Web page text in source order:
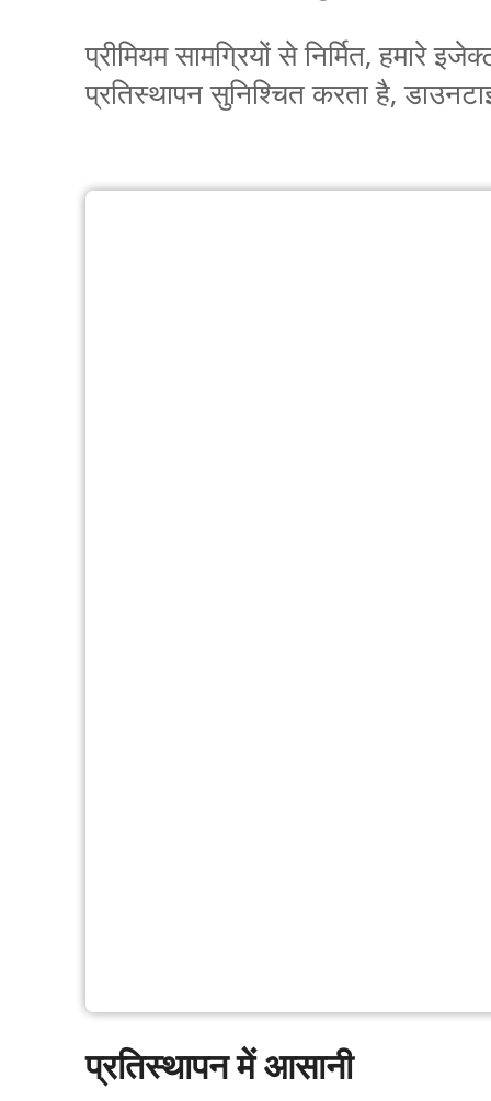
प्रीमियम सामग्रियों से निर्मित, हमारे
प्रतिस्थापन सुनिश्चित करता है,
प्रतिस्थापन में आसानी